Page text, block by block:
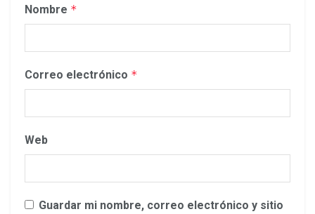
Nombre *
Correo electrónico *
Web
Guardar mi nombre, correo electrónico y sitio